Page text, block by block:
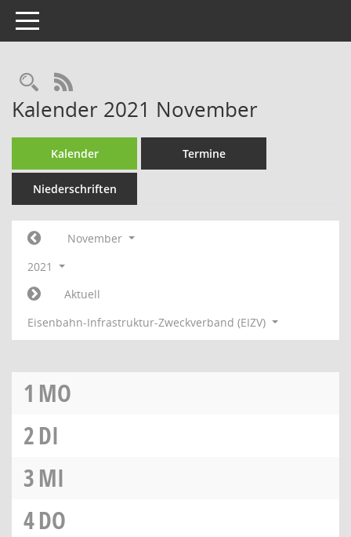
Toggle navigation
Rechercheauswahl
RSS-Feed
Kalender 2021 November
Kalender Termine
Niederschriften
November
2021
Aktuell
Eisenbahn-Infrastruktur-Zweckverband (EIZV)
1 MO
2DI
3MI
4DO